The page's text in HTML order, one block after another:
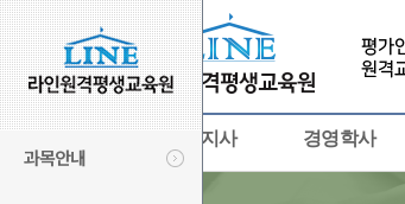
과목안내
사회복지사 경영학사